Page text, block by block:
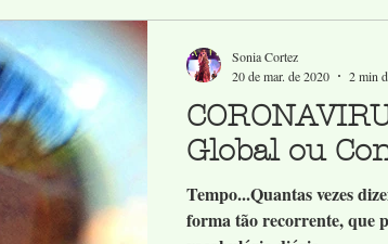
Global ou
Tempo...Quantas vezes
forma tão recorrente, que
Sonia Cortez
20 de mar. de 2020
2 min